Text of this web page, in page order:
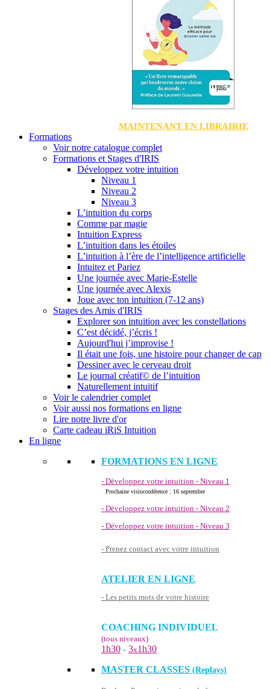
MAINTENANT EN LIBRAIRIE
Formations
Voir notre catalogue complet
Formations et Stages d'IRIS
Développez votre intuition
Niveau 1
Niveau 2
Niveau 3
L’intuition du corps
Comme par magie
Intuition Express
L’intuition dans les étoiles
L’intuition à l’ère de l’intelligence artificielle
Intuitez et Pariez
Une journée avec Marie-Estelle
Une journée avec Alexis
Joue avec ton intuition (7-12 ans)
Stages des Amis d'IRIS
Explorer son intuition avec les constellations
C’est décidé, j’écris !
Aujourd'hui j’improvise !
Il était une fois, une histoire pour changer de cap
Dessiner avec le cerveau droit
Le journal créatif© de l’intuition
Naturellement intuitif
Voir le calendrier complet
Voir aussi nos formations en ligne
Lire notre livre d'or
Carte cadeau iRiS Intuition
En ligne
FORMATIONS EN LIGNE
- Développez votre intuition - Niveau 1
Prochaine visioconférence : 16 septembre
- Développez votre intuition - Niveau 2
- Développez votre intuition - Niveau 3
- Prenez contact avec votre intuition
ATELIER EN LIGNE
- Les petits mots de votre histoire
COACHING INDIVIDUEL
(tous niveaux)
1h30 - 3x1h30
MASTER CLASSES (Replays)